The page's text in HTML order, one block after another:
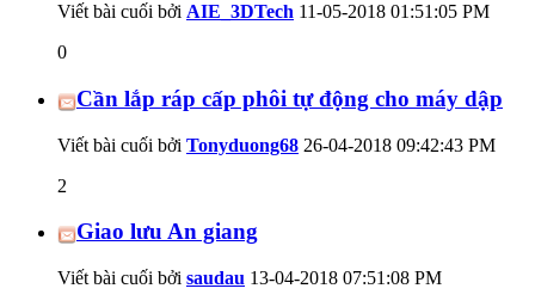
Viết bài cuối bởi AIE_3DTech 11-05-2018 01:51:05 PM
0
Cần lắp ráp cấp phôi tự động cho máy dập
Viết bài cuối bởi Tonyduong68 26-04-2018 09:42:43 PM
2
Giao lưu An giang
Viết bài cuối bởi saudau 13-04-2018 07:51:08 PM